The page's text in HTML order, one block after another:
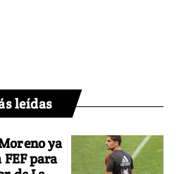
leídas
ya
para